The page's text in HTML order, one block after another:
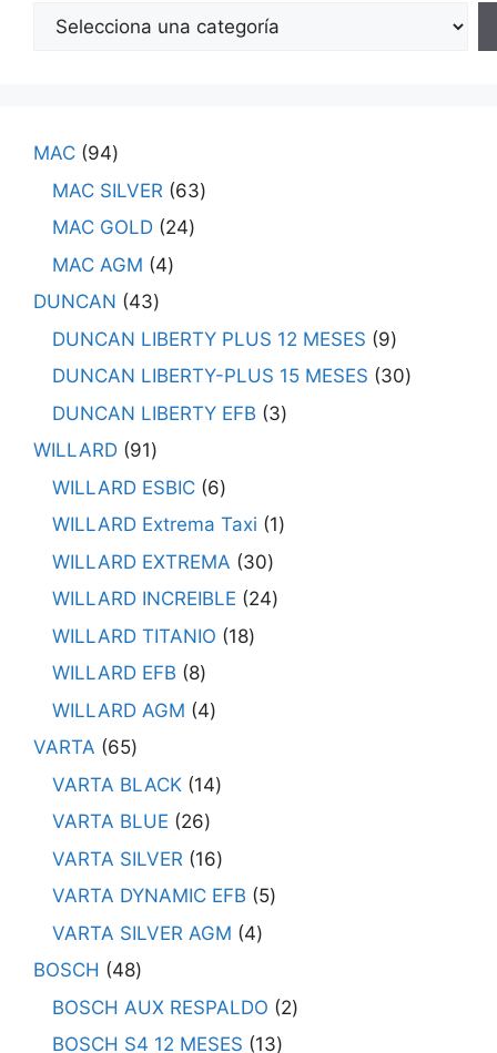
MAC 94
MAC SILVER
63
MAC GOLD 24
MAC AGM
4
DUNCAN
43
DUNCAN LIBERTY PLUS 12 MESES
9
DUNCAN LIBERTY-PLUS 15 MESES
30
DUNCAN LIBERTY EFB
3
WILLARD 91
WILLARD ESBIC 6
WILLARD Extrema Taxi
1
WILLARD EXTREMA
30
WILLARD INCREIBLE
24
WILLARD TITANIO
18
WILLARD EFB
8
WILLARD AGM
4
VARTA
65
VARTA BLACK 14
VARTA BLUE
26
VARTA SILVER
16
VARTA DYNAMIC EFB
5
VARTA SILVER AGM
4
BOSCH
48
BOSCH AUX RESPALDO
2
BOSCH S4 12 MESES
13